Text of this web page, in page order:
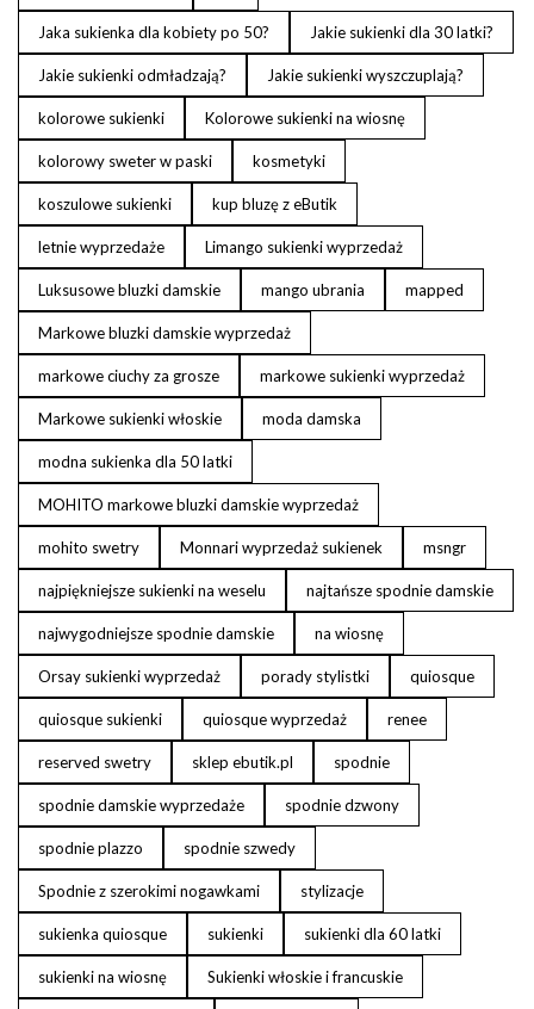
Jaka sukienka dla kobiety po 50? Jakie sukienki dla 30 latki?
Jakie sukienki odmładzają? Jakie sukienki wyszczuplają?
kolorowe sukienki Kolorowe sukienki na wiosnę
kolorowy sweter w paski kosmetyki
koszulowe sukienki kup bluzę z eButik
letnie wyprzedaże Limango sukienki wyprzedaż
Luksusowe bluzki damskie mango ubrania mapped
Markowe bluzki damskie wyprzedaż
markowe ciuchy za grosze markowe sukienki wyprzedaż
Markowe sukienki włoskie moda damska
modna sukienka dla 50 latki
MOHITO markowe bluzki damskie wyprzedaż
mohito swetry Monnari wyprzedaż sukienek msngr
najpiękniejsze sukienki na weselu najtańsze spodnie damskie
najwygodniejsze spodnie damskie na wiosnę
Orsay sukienki wyprzedaż porady stylistki quiosque
quiosque sukienki quiosque wyprzedaż renee
reserved swetry sklep ebutik.pl spodnie
spodnie damskie wyprzedaże spodnie dzwony
spodnie plazzo spodnie szwedy
Spodnie z szerokimi nogawkami stylizacje
sukienka quiosque sukienki sukienki dla 60 latki
sukienki na wiosnę Sukienki włoskie i francuskie